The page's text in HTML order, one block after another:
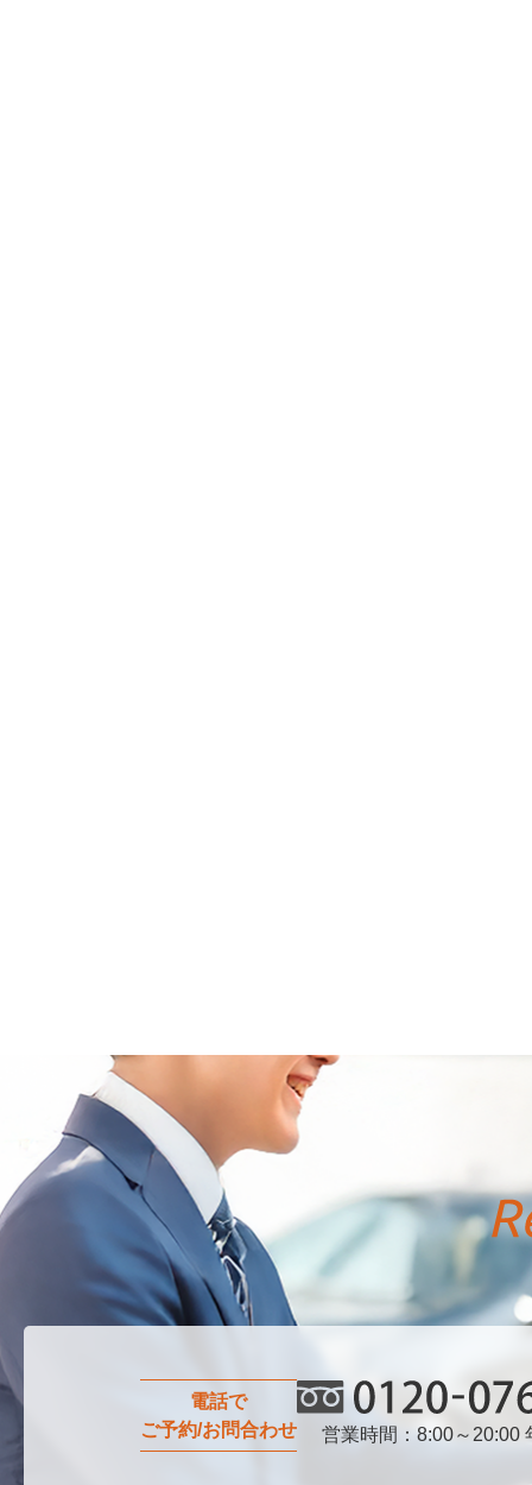
電話で
ご予約/お問合わせ
0120-076-750
営業時間：8:00～20:00